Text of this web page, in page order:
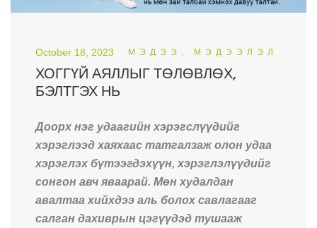
October 18, 2023 МЭДЭЭ, МЭДЭЭЛЭЛ
ХОГГҮЙ АЯЛЛЫГ ТѲЛѲВЛѲХ,
БЭЛТГЭХ НЬ
Доорх нэг удаагийн хэрэгслүүдийг
хэрэглээд хаяхаас татгалзаж олон удаа
хэрэглэх бүтээгдэхүүн, хэрэглэлүүдийг
сонгон авч яваарай. Мөн худалдан
авалтаа хийхдээ аль болох савлагааг
салган дахиврын цэгүүдэд тушааж